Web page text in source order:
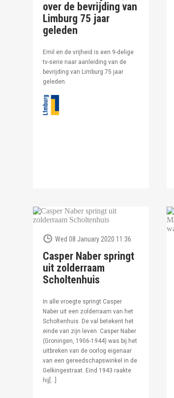
over de bevrijding van
Limburg 75 jaar
geleden
Emil en de vrijheid is een 9-delige
tv-serie naar aanleiding van de
bevrijding van Limburg 75 jaar
geleden.
Wed 08 January 2020 11:36
Casper Naber springt
uit zolderraam
Scholtenhuis
In alle vroegte springt Casper
Naber uit een zolderraam van het
Scholtenhuis. De val betekent het
einde van zijn leven. Casper Naber
(Groningen, 1906-1944) was bij het
uitbreken van de oorlog eigenaar
van een gereedschapswinkel in de
Gelkingestraat. Eind 1943 raakte
hij[…]